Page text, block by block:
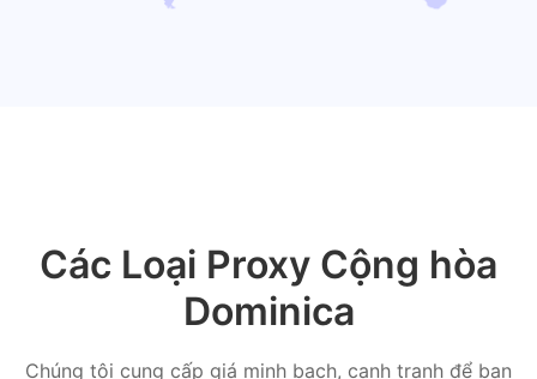
Các Loại Proxy Cộng hòa
Dominica
Chúng tôi cung cấp giá minh bạch, cạnh tranh để bạn